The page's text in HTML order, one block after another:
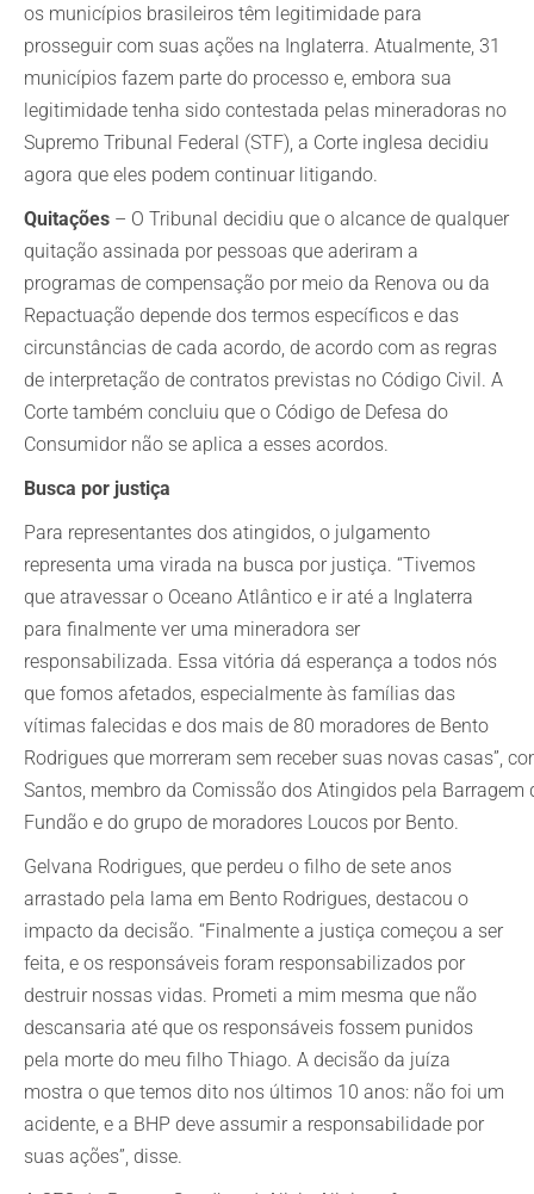
os municípios brasileiros têm legitimidade para
prosseguir com suas ações na Inglaterra. Atualmente, 31
municípios fazem parte do processo e, embora sua
legitimidade tenha sido contestada pelas mineradoras no
Supremo Tribunal Federal (STF), a Corte inglesa decidiu
agora que eles podem continuar litigando.
Quitações – O Tribunal decidiu que o alcance de qualquer
quitação assinada por pessoas que aderiram a
programas de compensação por meio da Renova ou da
Repactuação depende dos termos específicos e das
circunstâncias de cada acordo, de acordo com as regras
de interpretação de contratos previstas no Código Civil. A
Corte também concluiu que o Código de Defesa do
Consumidor não se aplica a esses acordos.
Busca por justiça
Para representantes dos atingidos, o julgamento
representa uma virada na busca por justiça. “Tivemos
que atravessar o Oceano Atlântico e ir até a Inglaterra
para finalmente ver uma mineradora ser
responsabilizada. Essa vitória dá esperança a todos nós
que fomos afetados, especialmente às famílias das
vítimas falecidas e dos mais de 80 moradores de Bento
Rodrigues que morreram sem receber suas novas casas”,
Santos, membro da Comissão dos Atingidos pela Barragem
Fundão e do grupo de moradores Loucos por Bento.
Gelvana Rodrigues, que perdeu o filho de sete anos
arrastado pela lama em Bento Rodrigues, destacou o
impacto da decisão. “Finalmente a justiça começou a ser
feita, e os responsáveis foram responsabilizados por
destruir nossas vidas. Prometi a mim mesma que não
descansaria até que os responsáveis fossem punidos
pela morte do meu filho Thiago. A decisão da juíza
mostra o que temos dito nos últimos 10 anos: não foi um
acidente, e a BHP deve assumir a responsabilidade por
suas ações”, disse.